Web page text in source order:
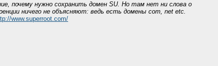
почему нужно сохранить домен SU. Но там нет ни слова о
ничего не объясняют: ведь есть домены com, net etc.
www.superroot.com/